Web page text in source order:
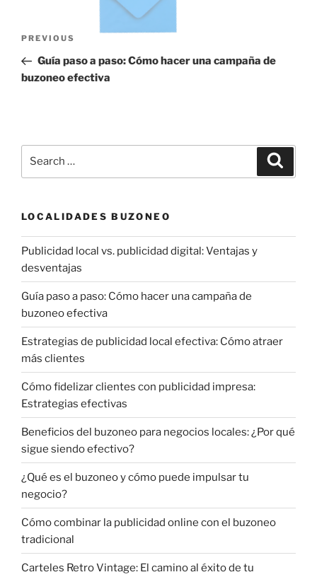
Previous
Post
PREVIOUS
Guía paso a paso: Cómo hacer una campaña de
buzoneo efectiva
LOCALIDADES BUZONEO
Publicidad local vs. publicidad digital: Ventajas y
desventajas
Guía paso a paso: Cómo hacer una campaña de
buzoneo efectiva
Estrategias de publicidad local efectiva: Cómo atraer
más clientes
Cómo fidelizar clientes con publicidad impresa:
Estrategias efectivas
Beneficios del buzoneo para negocios locales: ¿Por qué
sigue siendo efectivo?
¿Qué es el buzoneo y cómo puede impulsar tu
negocio?
Cómo combinar la publicidad online con el buzoneo
tradicional
Carteles Retro Vintage: El camino al éxito de tu